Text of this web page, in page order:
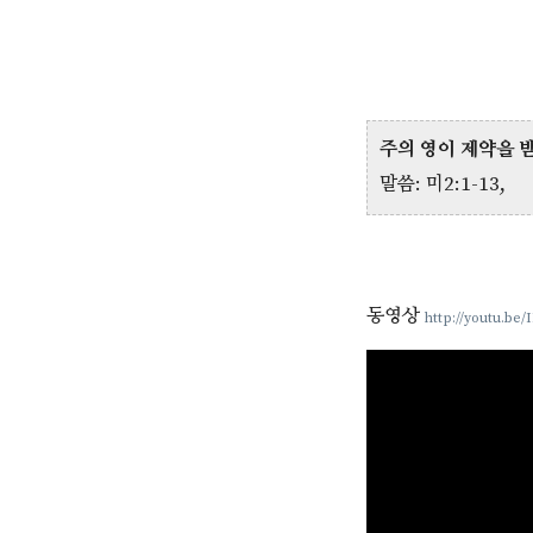
주의 영이 제약을
말씀: 미2:1-13,
동영상 http://youtu.be/